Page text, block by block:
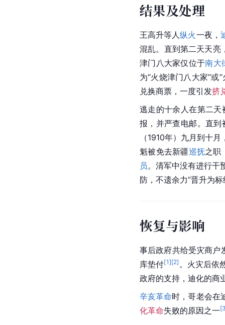
结果及处理
王高升等人纵火一夜，
混乱。直到第二天天亮
津门八大家仅位于南大
为“火烧津门八大家”或
兑换商票，一度引发挤
逃走的十余人在第二
报，并严查电邮。直到
（1910年）九月到十月
魁被免去新疆巡抚之职
员。清军中没有进行干
防，不遗余力”晋升为标
恢复与影响
事后政府共给受灾商
库垫付[1][2] 。火灾后依
政府的支持，迪化的商
辛亥革命时，哥老会在
化革命失败的原因之一[